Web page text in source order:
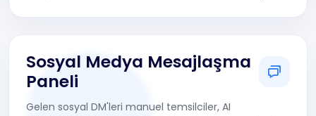
Sosyal Medya Mesajlaşma
Paneli
Gelen sosyal DM'leri manuel temsilciler, AI